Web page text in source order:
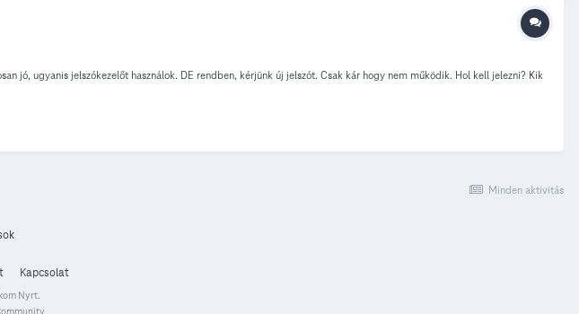
jó, ugyanis jelszókezelőt használok. DE rendben, kérjünk új jelszót. Csak kár hogy nem működik. Hol kell jelezni? Kik
Minden aktivitás
Kapcsolat
Nyrt.